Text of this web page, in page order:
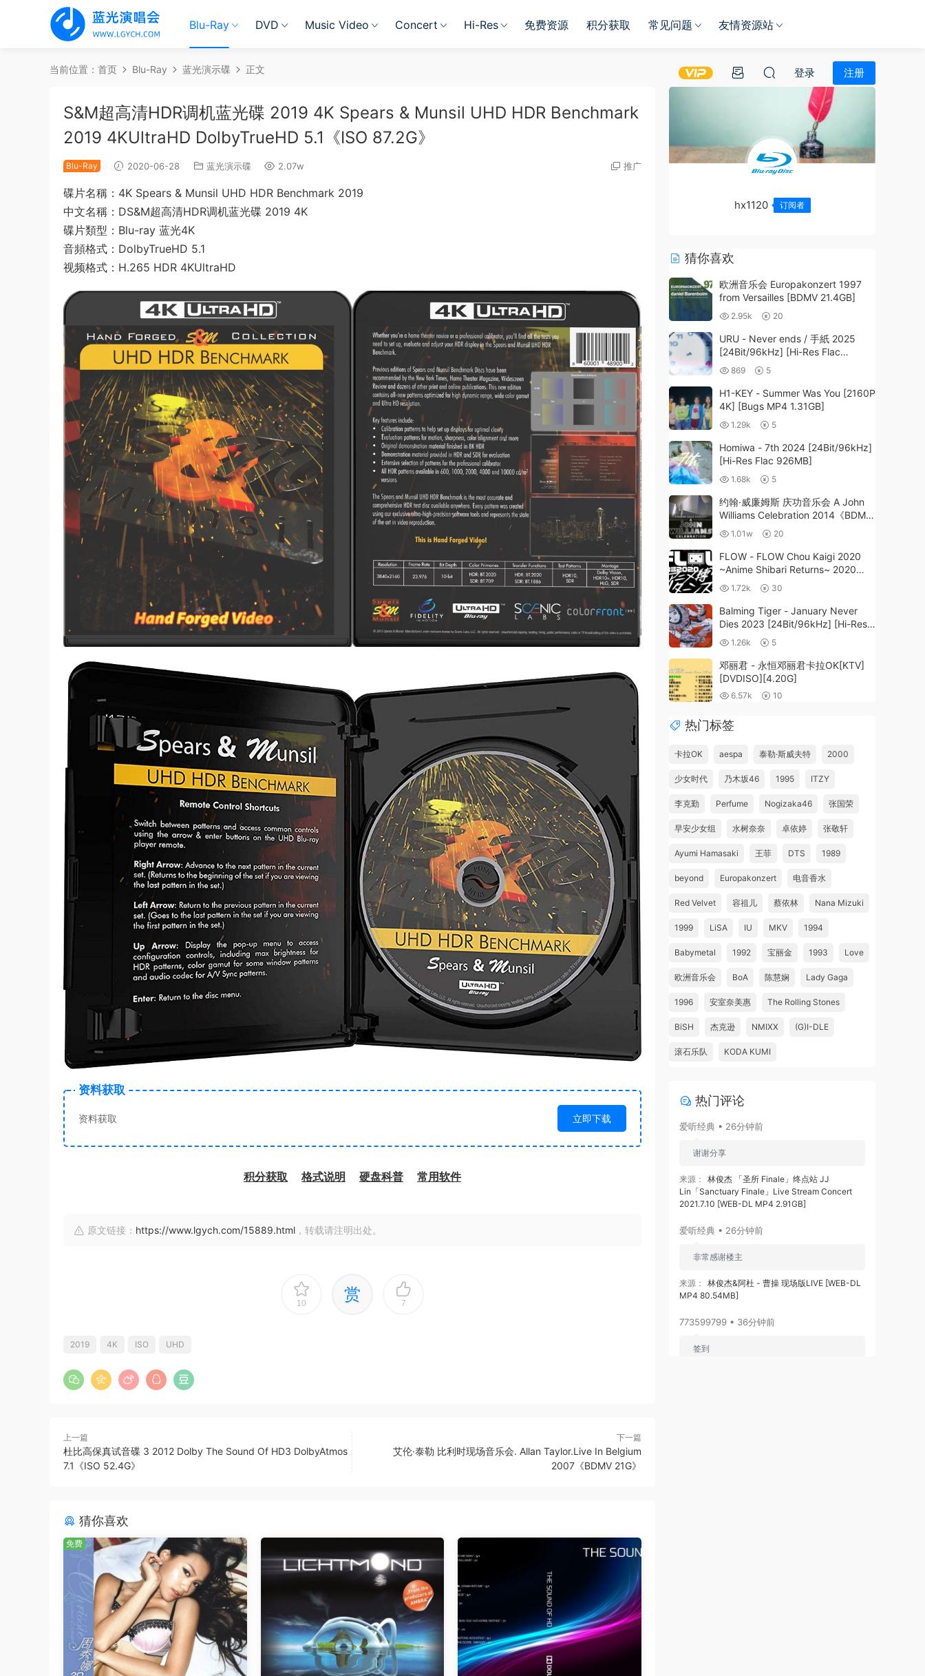
Blu-Ray DVD Music Video Concert Hi-Res 免费资源 积分获取 常见问题 友情资源站
登录 注册
当前位置： 首页 Blu-Ray 蓝光演示碟 正文
S&M超高清HDR调机蓝光碟 2019 4K Spears & Munsil UHD HDR Benchmark
2019 4KUltraHD DolbyTrueHD 5.1《ISO 87.2G》
Blu-Ray 2020-06-28 蓝光演示碟 2.07w 推广
碟片名稱：4K Spears & Munsil UHD HDR Benchmark 2019
中文名稱：DS&M超高清HDR调机蓝光碟 2019 4K
碟片類型：Blu-ray 蓝光4K
音頻格式：DolbyTrueHD 5.1
视频格式：H.265 HDR 4KUltraHD
资料获取
资料获取 立即下载
积分获取 格式说明 硬盘科普 常用软件
原文链接： https://www.lgych.com/15889.html ，转载请注明出处。
10 赏 7
2019 4K ISO UHD
上一篇
杜比高保真试音碟 3 2012 Dolby The Sound Of HD3 DolbyAtmos
7.1《ISO 52.4G》
下一篇
艾伦·泰勒 比利时现场音乐会. Allan Taylor.Live In Belgium
2007《BDMV 21G》
猜你喜欢
免费
hx1120 订阅者
猜你喜欢
欧洲音乐会 Europakonzert 1997
from Versailles [BDMV 21.4GB]
2.95k 20
URU - Never ends / 手紙 2025
[24Bit/96kHz] [Hi-Res Flac
424MB]
869 5
H1-KEY - Summer Was You [2160P
4K] [Bugs MP4 1.31GB]
1.29k 5
Homiwa - 7th 2024 [24Bit/96kHz]
[Hi-Res Flac 926MB]
1.68k 5
约翰·威廉姆斯 庆功音乐会 A John
Williams Celebration 2014《BDMV
28.5G》
1.01w 20
FLOW - FLOW Chou Kaigi 2020
~Anime Shibari Returns~ 2020
[BDMV 43.9GB]
1.72k 30
Balming Tiger - January Never
Dies 2023 [24Bit/96kHz] [Hi-Res
Flac 858MB]
1.26k 5
邓丽君 - 永恒邓丽君卡拉OK[KTV]
[DVDISO][4.20G]
6.57k 10
热门标签
卡拉OK aespa 泰勒·斯威夫特 2000
少女时代 乃木坂46 1995 ITZY
李克勤 Perfume Nogizaka46 张国荣
早安少女组 水树奈奈 卓依婷 张敬轩
Ayumi Hamasaki 王菲 DTS 1989
beyond Europakonzert 电音香水
Red Velvet 容祖儿 蔡依林 Nana Mizuki
1999 LiSA IU MKV 1994
Babymetal 1992 宝丽金 1993 Love
欧洲音乐会 BoA 陈慧娴 Lady Gaga
1996 安室奈美惠 The Rolling Stones
BiSH 杰克逊 NMIXX (G)I-DLE
滚石乐队 KODA KUMI
热门评论
爱听经典 • 26分钟前
谢谢分享
来源：
林俊杰 「圣所 Finale」终点站 JJ
Lin「Sanctuary Finale」Live Stream Concert
2021.7.10 [WEB-DL MP4 2.91GB]
爱听经典 • 26分钟前
非常感谢楼主
来源：
林俊杰&阿杜 - 曹操 现场版LIVE [WEB-DL
MP4 80.54MB]
773599799 • 36分钟前
签到